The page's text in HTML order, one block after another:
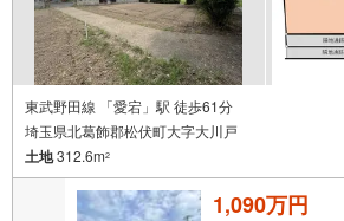
東武野田線 「愛宕」駅 徒歩61分
埼玉県北葛飾郡松伏町大字大川戸
土地312.6m2
1,090万円